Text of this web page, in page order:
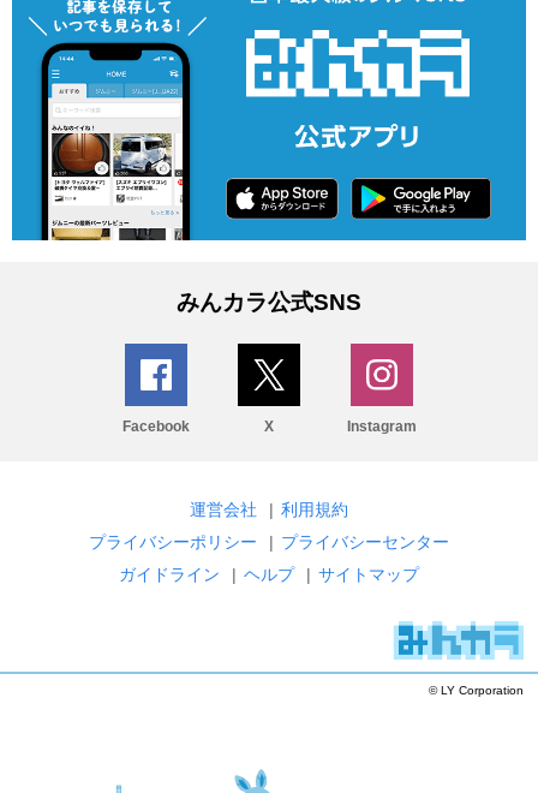
みんカラ公式SNS
Facebook X Instagram
運営会社 | 利用規約
プライバシーポリシー
| プライバシーセンター
ガイドライン
| ヘルプ | サイトマップ
© LY Corporation